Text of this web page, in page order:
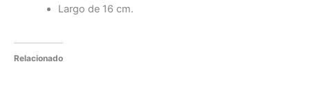
Largo de 16 cm.
Relacionado